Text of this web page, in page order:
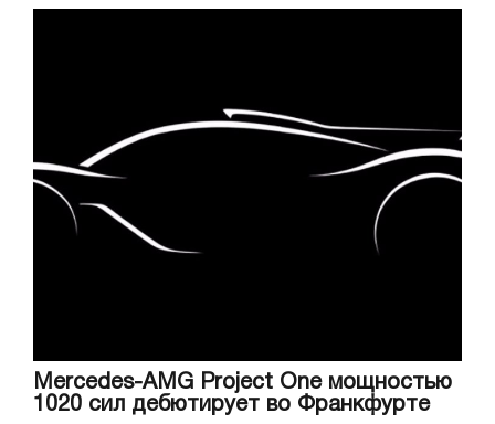
Mercedes-AMG Project One мощностью
1020 сил дебютирует во Франкфурте